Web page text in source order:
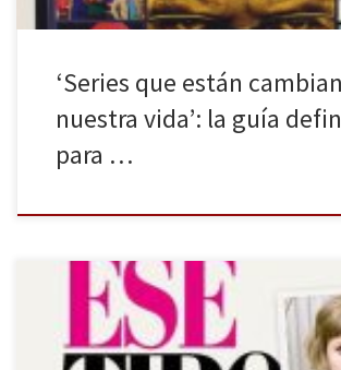
‘Series que están
nuestra vida’: la guía
para …
Espasa publica en nuestro país el libro sobre la